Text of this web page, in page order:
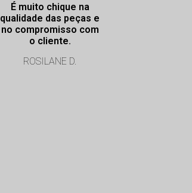
É muito chique na
qualidade das peças e
no compromisso com
o cliente.
ROSILANE D.